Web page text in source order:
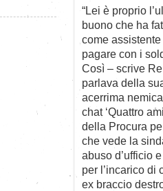
“Lei è proprio
buono che ha
come
pagare con i
Così – scrive
parlava della
acerrima
chat ‘Quattro
della Procura
che vede la
abuso d’ufficio
per l’incarico di
ex braccio